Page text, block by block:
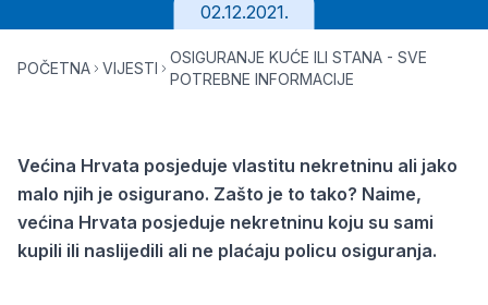
02.12.2021.
POČETNA VIJESTI
OSIGURANJE KUĆE ILI STANA - SVE
POTREBNE INFORMACIJE
Većina Hrvata posjeduje vlastitu nekretninu ali jako
malo njih je osigurano. Zašto je to tako? Naime,
većina Hrvata posjeduje nekretninu koju su sami
kupili ili naslijedili ali ne plaćaju policu osiguranja.